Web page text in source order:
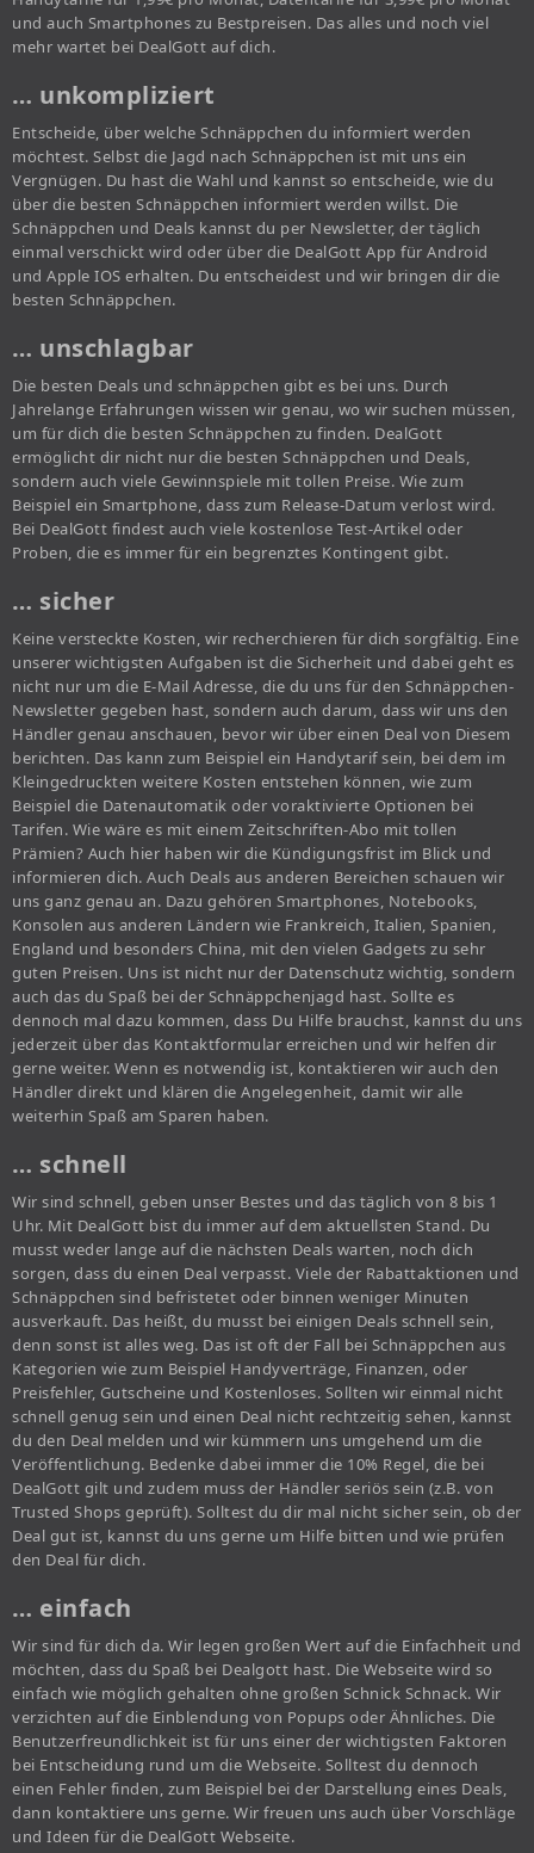
und auch Smartphones zu Bestpreisen. Das alles und noch viel
mehr wartet bei DealGott auf dich.
… unkompliziert
Entscheide, über welche Schnäppchen du informiert werden
möchtest. Selbst die Jagd nach Schnäppchen ist mit uns ein
Vergnügen. Du hast die Wahl und kannst so entscheide, wie du
über die besten Schnäppchen informiert werden willst. Die
Schnäppchen und Deals kannst du per Newsletter, der täglich
einmal verschickt wird oder über die DealGott App für Android
und Apple IOS erhalten. Du entscheidest und wir bringen dir die
besten Schnäppchen.
… unschlagbar
Die besten Deals und schnäppchen gibt es bei uns. Durch
Jahrelange Erfahrungen wissen wir genau, wo wir suchen müssen,
um für dich die besten Schnäppchen zu finden. DealGott
ermöglicht dir nicht nur die besten Schnäppchen und Deals,
sondern auch viele Gewinnspiele mit tollen Preise. Wie zum
Beispiel ein Smartphone, dass zum Release-Datum verlost wird.
Bei DealGott findest auch viele kostenlose Test-Artikel oder
Proben, die es immer für ein begrenztes Kontingent gibt.
… sicher
Keine versteckte Kosten, wir recherchieren für dich sorgfältig. Eine
unserer wichtigsten Aufgaben ist die Sicherheit und dabei geht es
nicht nur um die E-Mail Adresse, die du uns für den Schnäppchen-
Newsletter gegeben hast, sondern auch darum, dass wir uns den
Händler genau anschauen, bevor wir über einen Deal von Diesem
berichten. Das kann zum Beispiel ein Handytarif sein, bei dem im
Kleingedruckten weitere Kosten entstehen können, wie zum
Beispiel die Datenautomatik oder voraktivierte Optionen bei
Tarifen. Wie wäre es mit einem Zeitschriften-Abo mit tollen
Prämien? Auch hier haben wir die Kündigungsfrist im Blick und
informieren dich. Auch Deals aus anderen Bereichen schauen wir
uns ganz genau an. Dazu gehören Smartphones, Notebooks,
Konsolen aus anderen Ländern wie Frankreich, Italien, Spanien,
England und besonders China, mit den vielen Gadgets zu sehr
guten Preisen. Uns ist nicht nur der Datenschutz wichtig, sondern
auch das du Spaß bei der Schnäppchenjagd hast. Sollte es
dennoch mal dazu kommen, dass Du Hilfe brauchst, kannst du uns
jederzeit über das Kontaktformular erreichen und wir helfen dir
gerne weiter. Wenn es notwendig ist, kontaktieren wir auch den
Händler direkt und klären die Angelegenheit, damit wir alle
weiterhin Spaß am Sparen haben.
… schnell
Wir sind schnell, geben unser Bestes und das täglich von 8 bis 1
Uhr. Mit DealGott bist du immer auf dem aktuellsten Stand. Du
musst weder lange auf die nächsten Deals warten, noch dich
sorgen, dass du einen Deal verpasst. Viele der Rabattaktionen und
Schnäppchen sind befristetet oder binnen weniger Minuten
ausverkauft. Das heißt, du musst bei einigen Deals schnell sein,
denn sonst ist alles weg. Das ist oft der Fall bei Schnäppchen aus
Kategorien wie zum Beispiel Handyverträge, Finanzen, oder
Preisfehler, Gutscheine und Kostenloses. Sollten wir einmal nicht
schnell genug sein und einen Deal nicht rechtzeitig sehen, kannst
du den Deal melden und wir kümmern uns umgehend um die
Veröffentlichung. Bedenke dabei immer die 10% Regel, die bei
DealGott gilt und zudem muss der Händler seriös sein (z.B. von
Trusted Shops geprüft). Solltest du dir mal nicht sicher sein, ob der
Deal gut ist, kannst du uns gerne um Hilfe bitten und wie prüfen
den Deal für dich.
… einfach
Wir sind für dich da. Wir legen großen Wert auf die Einfachheit und
möchten, dass du Spaß bei Dealgott hast. Die Webseite wird so
einfach wie möglich gehalten ohne großen Schnick Schnack. Wir
verzichten auf die Einblendung von Popups oder Ähnliches. Die
Benutzerfreundlichkeit ist für uns einer der wichtigsten Faktoren
bei Entscheidung rund um die Webseite. Solltest du dennoch
einen Fehler finden, zum Beispiel bei der Darstellung eines Deals,
dann kontaktiere uns gerne. Wir freuen uns auch über Vorschläge
und Ideen für die DealGott Webseite.